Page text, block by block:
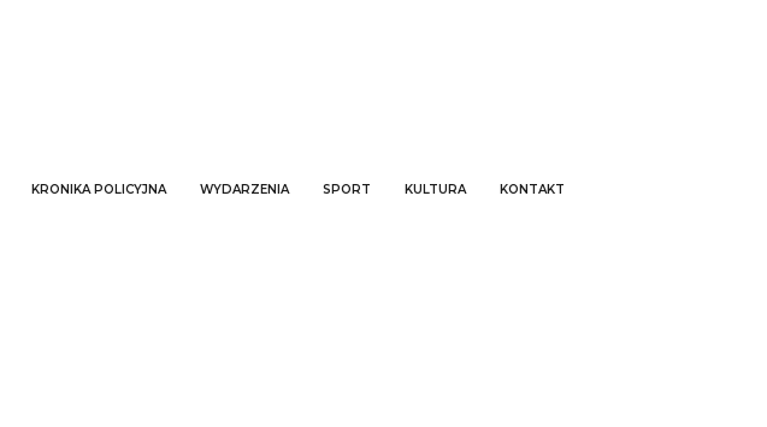
KRONIKA POLICYJNA WYDARZENIA SPORT KULTURA KONTAKT